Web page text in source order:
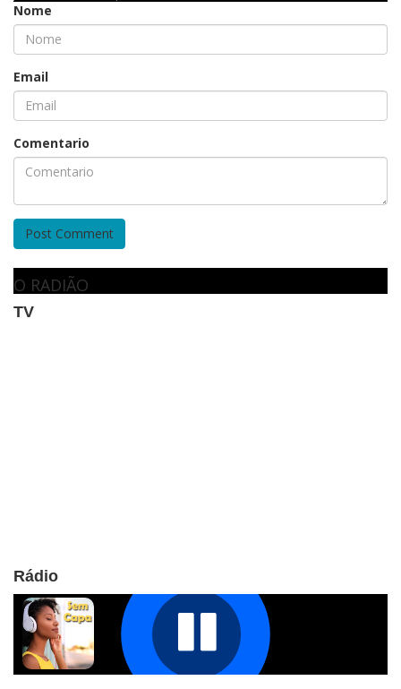
Nome
Email
Comentario
Post Comment
O RADIÃO
TV
Rádio